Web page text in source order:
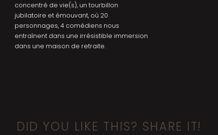
concentré de vie(s), un tourbillon
jubilatoire et émouvant, où 20
personnages, 4 comédiens nous
entraînent dans une irrésistible immersion
dans une maison de retraite.
DID YOU LIKE THIS? SHARE IT!